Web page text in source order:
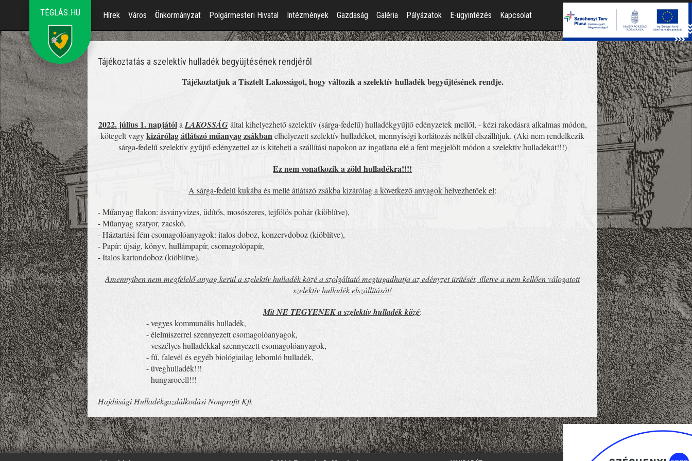
TÉGLÁS.HU Hírek Város Önkormányzat Polgármesteri Hivatal Intézmények Gazdaság Galéria Pályázatok E-ügyintézés Kapcsolat
Tájékoztatás a szelektív hulladék begyüjtésének rendjéről
Tájékoztatjuk a Tisztelt Lakosságot, hogy változik a szelektív hulladék begyűjtésének rendje.
2022. július 1. napjátóla LAKOSSÁGáltal kihelyezhető szelektív (sárga-fedelű) hulladékgyűjtő edényzetek mellől, - kézi rakodásra alkalmas módon,
kötegelt vagykizárólag átlátszóműanyag zsákbanelhelyezett szelektív hulladékot, mennyiségi korlátozás nélkül elszállítjuk. (Aki nem rendelkezik
sárga-fedelű szelektív gyűjtő edényzettel az is kiteheti a szállítási napokon az ingatlana elé a fent megjelölt módon a szelektív hulladékát!!!)
Ez nem vonatkozik a zöld hulladékra!!!!
A sárga-fedelű kukába és mellé átlátszó zsákba kizárólag a következő anyagok helyezhetőek el:
- Műanyag flakon: ásványvizes, üdítős, mosószeres, tejfölös pohár (kiöblítve),
- Műanyag szatyor, zacskó,
- Háztartási fém csomagolóanyagok: italos doboz, konzervdoboz (kiöblítve),
- Papír: újság, könyv, hullámpapír, csomagolópapír,
- Italos kartondoboz (kiöblítve).
Amennyiben nem megfelelő anyag kerül a szelektív hulladék közé a szolgáltató megtagadhatja az edényzet ürítését, illetve a nem kellően válogatott
szelektív hulladék elszállítását!
Mit NE TEGYENEK a szelektív hulladék közé:
- vegyes kommunális hulladék,
- élelmiszerrel szennyezett csomagolóanyagok,
- veszélyes hulladékkal szennyezett csomagolóanyagok,
- fű, falevél és egyéb biológiailag lebomló hulladék,
- üveghulladék!!!
- hungarocell!!!
Hajdúsági Hulladékgazdálkodási Nonprofit Kft.
';